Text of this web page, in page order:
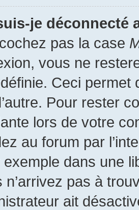
je déconnecté
pas la case
vous ne
Ceci permet
Pour rester
lors de votre
au forum par
dans une
n’arrivez pas à
ait